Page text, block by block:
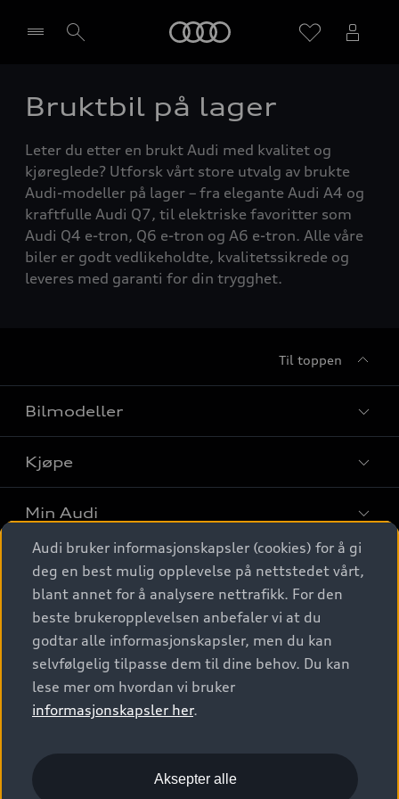
Velg forhandler
Bruktbil på lager
Leter du etter en brukt Audi med kvalitet og
kjøreglede? Utforsk vårt store utvalg av brukte
Audi-modeller på lager – fra elegante Audi A4 og
kraftfulle Audi Q7, til elektriske favoritter som
Audi Q4 e-tron, Q6 e-tron og A6 e-tron. Alle våre
biler er godt vedlikeholdte, kvalitetssikrede og
leveres med garanti for din trygghet.
Til toppen
Bilmodeller
Finn din Audi
Sammenlign bilmodeller
Elbiler
SUV
Stasjonsvogn
Sportback
S/RS
Konseptbiler og prototyper
Kjøpe
Kjøpshjelp
Biler på lager
Finn forhandler
Bestill prøvekjøring
Kontakt forhandler
Bilgarantier
Min Audi
Behold nybilfølelsen
Audi Originalt tilbehør
Verkstedtjenester
Digitale tjenester
Audi digitale tjenester
Audi connect
Functions on demand
Kom i gang med myAudi
Audi Norge
Kundeservice
Audi Driving Experience
© 2026 AUDI NORGE. All Rights Reserved.
Imprint
Audi bruker informasjonskapsler (cookies) for å gi
deg en best mulig opplevelse på nettstedet vårt,
blant annet for å analysere nettrafikk. For den
beste brukeropplevelsen anbefaler vi at du
godtar alle informasjonskapsler, men du kan
selvfølgelig tilpasse dem til dine behov. Du kan
lese mer om hvordan vi bruker
informasjonskapsler her.
Aksepter alle